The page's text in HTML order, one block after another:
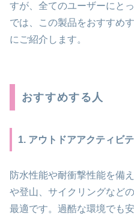
すが、全てのユーザーにと
では、この製品をおすすめ
にご紹介します。
おすすめする人
1. アウトドアアクティビ
防水性能や耐衝撃性能を備
や登山、サイクリングなど
最適です。過酷な環境でも